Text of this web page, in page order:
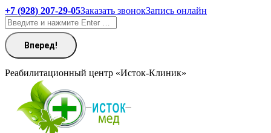
+7 (928) 207-29-05Заказать звонокЗапись онлайн
Поиск:
Реабилитационный центр «Исток-Клиник»